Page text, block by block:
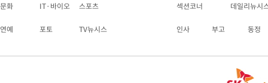
문화 IT·바이오 스포츠
연예 포토 TV뉴시스
섹션코너 데일리뉴시
인사 부고 동정